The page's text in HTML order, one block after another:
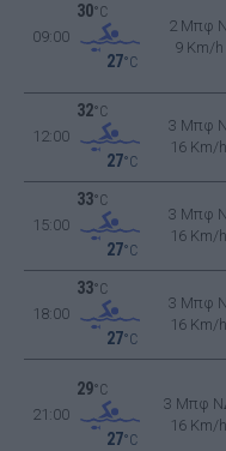
09:00
30°C
27°C
2 Μπφ N
9 Km/h
12:00
32°C
27°C
3 Μπφ N
16 Km/h
15:00
33°C
27°C
3 Μπφ N
16 Km/h
18:00
33°C
27°C
3 Μπφ N
16 Km/h
21:00
29°C
27°C
3 Μπφ
16 Km/h